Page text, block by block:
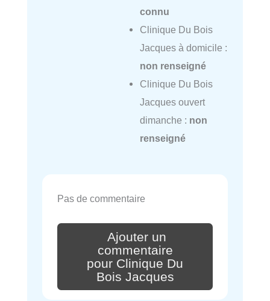
connu
Clinique Du Bois
Jacques à domicile :
non renseigné
Clinique Du Bois
Jacques ouvert
dimanche : non
renseigné
Pas de commentaire
Ajouter un
commentaire
pour Clinique Du
Bois Jacques